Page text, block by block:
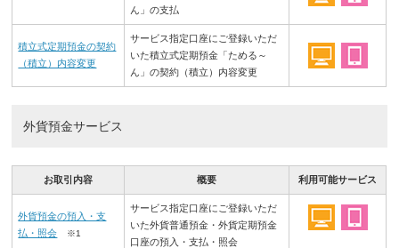
ん」の支払
積立式定期預金の契約
（積立）内容変更
サービス指定口座にご登録いただ
いた積立式定期預金「ためる～
ん」の契約（積立）内容変更
外貨預金サービス
お取引内容 概要 利用可能サービス
外貨預金の預入・支
払・照会
※1
サービス指定口座にご登録いただ
いた外貨普通預金・外貨定期預金
口座の預入・支払・照会